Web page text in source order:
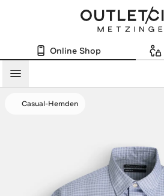
Online Shop
Menü
Casual-Hemden